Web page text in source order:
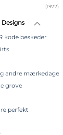
(1972)
kode beskeder
andre mærkedage
grove
perfekt